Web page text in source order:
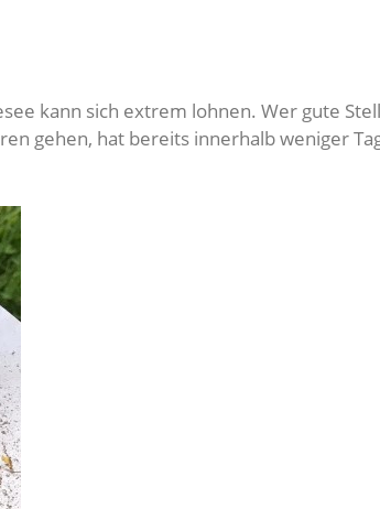
kann sich extrem lohnen. Wer gute
gehen, hat bereits innerhalb weniger